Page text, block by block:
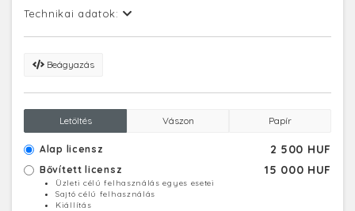
Technikai adatok:
Beágyazás
Letöltés Vászon Papír
Alap licensz 2 500 HUF
Bővített licensz 15 000 HUF
Üzleti célú felhasználás egyes esetei
Sajtó célú felhasználás
Kiállítás